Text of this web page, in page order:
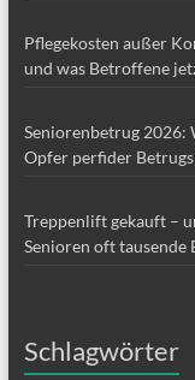
Pflegekosten außer
und was Betroffene
Seniorenbetrug 2026:
Opfer perfider
Treppenlift gekauft –
Senioren oft tausende
Schlagwörter